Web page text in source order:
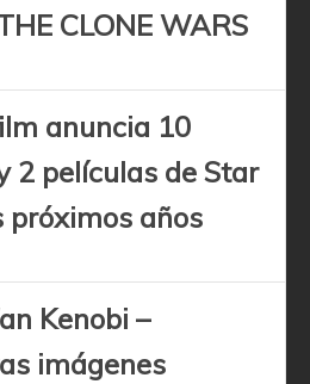
CLONE WARS
anuncia 10
2 películas de Star
años
Kenobi –
imágenes